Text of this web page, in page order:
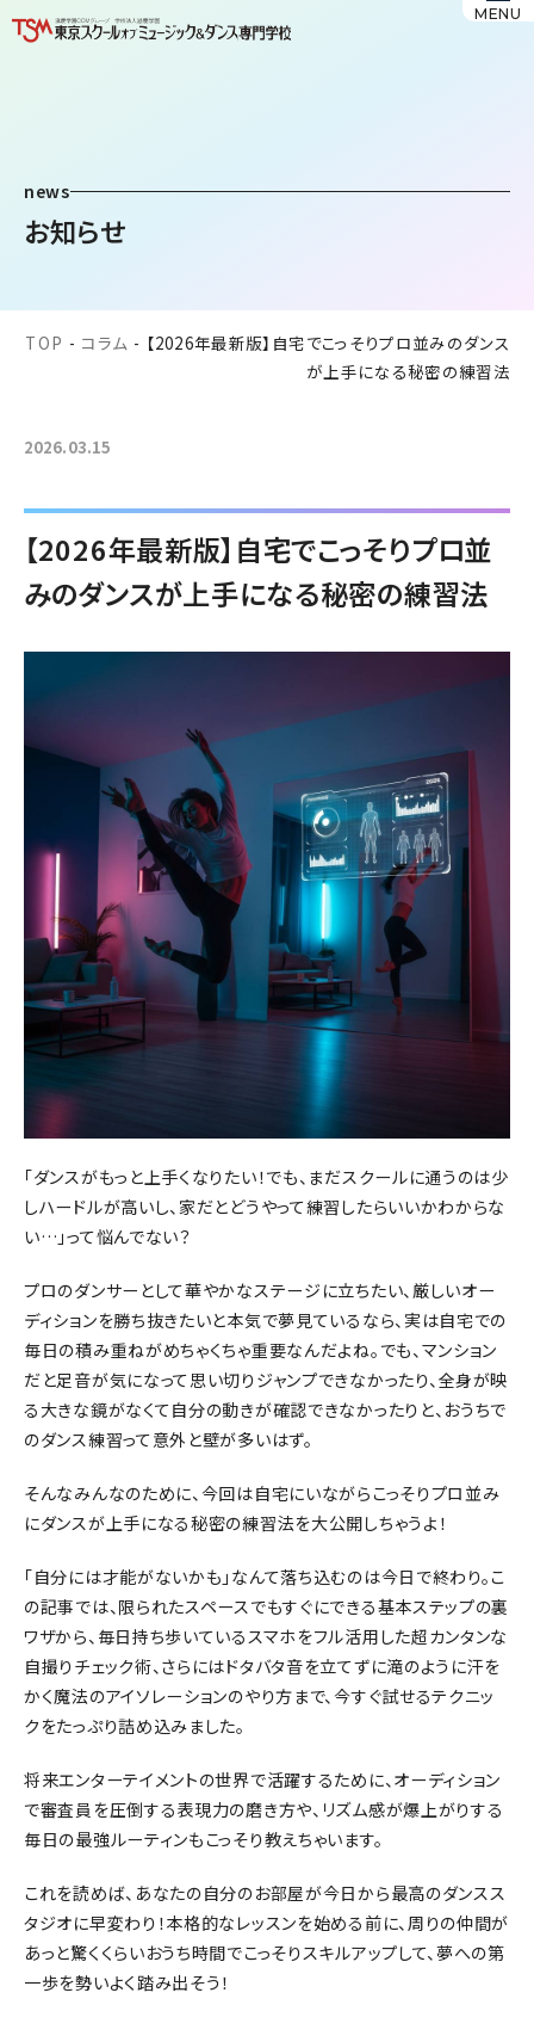
MENU
news
お知らせ
TOP - コラム - 【2026年最新版】自宅でこっそりプロ並みのダンス
が上手になる秘密の練習法
2026.03.15
【2026年最新版】自宅でこっそりプロ並
みのダンスが上手になる秘密の練習法
「ダンスがもっと上手くなりたい！でも、まだスクールに通うのは少
しハードルが高いし、家だとどうやって練習したらいいかわからな
い…」って悩んでない？
プロのダンサーとして華やかなステージに立ちたい、厳しいオー
ディションを勝ち抜きたいと本気で夢見ているなら、実は自宅での
毎日の積み重ねがめちゃくちゃ重要なんだよね。でも、マンション
だと足音が気になって思い切りジャンプできなかったり、全身が映
る大きな鏡がなくて自分の動きが確認できなかったりと、おうちで
のダンス練習って意外と壁が多いはず。
そんなみんなのために、今回は自宅にいながらこっそりプロ並み
にダンスが上手になる秘密の練習法を大公開しちゃうよ！
「自分には才能がないかも」なんて落ち込むのは今日で終わり。こ
の記事では、限られたスペースでもすぐにできる基本ステップの裏
ワザから、毎日持ち歩いているスマホをフル活用した超カンタンな
自撮りチェック術、さらにはドタバタ音を立てずに滝のように汗を
かく魔法のアイソレーションのやり方まで、今すぐ試せるテクニッ
クをたっぷり詰め込みました。
将来エンターテイメントの世界で活躍するために、オーディション
で審査員を圧倒する表現力の磨き方や、リズム感が爆上がりする
毎日の最強ルーティンもこっそり教えちゃいます。
これを読めば、あなたの自分のお部屋が今日から最高のダンスス
タジオに早変わり！本格的なレッスンを始める前に、周りの仲間が
あっと驚くくらいおうち時間でこっそりスキルアップして、夢への第
一歩を勢いよく踏み出そう！